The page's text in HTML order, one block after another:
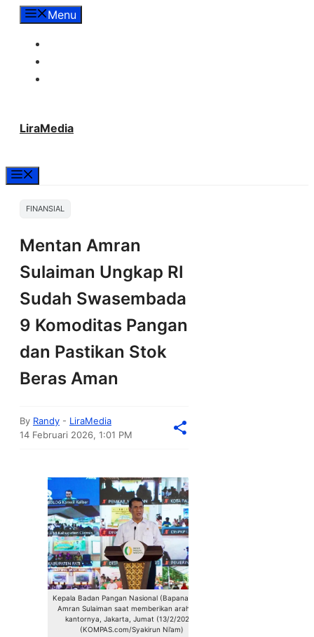
LangsungMenu
LiraMedia
FINANSIAL
Mentan Amran
Sulaiman Ungkap RI
Sudah Swasembada
9 Komoditas Pangan
dan Pastikan Stok
Beras Aman
By Randy - LiraMedia
14 Februari 2026, 1:01 PM
Kepala Badan Pangan Nasional (Bapanas) Andi
Amran Sulaiman saat memberikan arahan di
kantornya, Jakarta, Jumat (13/2/2026).
(KOMPAS.com/Syakirun Ni’am)